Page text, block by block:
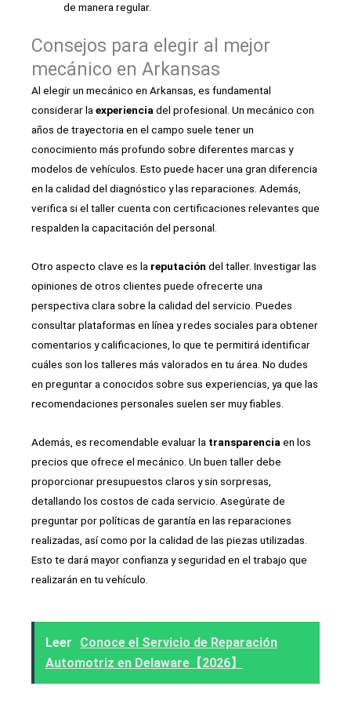
de manera regular.
Consejos para elegir al mejor
mecánico en Arkansas
Al elegir un mecánico en Arkansas, es fundamental
considerar la experiencia del profesional. Un mecánico con
años de trayectoria en el campo suele tener un
conocimiento más profundo sobre diferentes marcas y
modelos de vehículos. Esto puede hacer una gran diferencia
en la calidad del diagnóstico y las reparaciones. Además,
verifica si el taller cuenta con certificaciones relevantes que
respalden la capacitación del personal.
Otro aspecto clave es la reputación del taller. Investigar las
opiniones de otros clientes puede ofrecerte una
perspectiva clara sobre la calidad del servicio. Puedes
consultar plataformas en línea y redes sociales para obtener
comentarios y calificaciones, lo que te permitirá identificar
cuáles son los talleres más valorados en tu área. No dudes
en preguntar a conocidos sobre sus experiencias, ya que las
recomendaciones personales suelen ser muy fiables.
Además, es recomendable evaluar la transparencia en los
precios que ofrece el mecánico. Un buen taller debe
proporcionar presupuestos claros y sin sorpresas,
detallando los costos de cada servicio. Asegúrate de
preguntar por políticas de garantía en las reparaciones
realizadas, así como por la calidad de las piezas utilizadas.
Esto te dará mayor confianza y seguridad en el trabajo que
realizarán en tu vehículo.
Leer
Conoce el Servicio de Reparación
Automotriz en Delaware【2026】